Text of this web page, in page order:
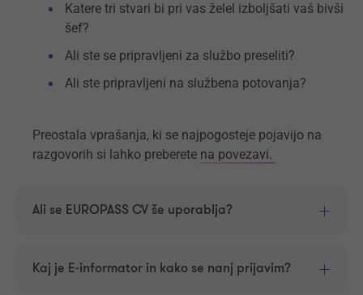
Katere tri stvari bi pri vas želel izboljšati vaš bivši
šef?
Ali ste se pripravljeni za službo preseliti?
Ali ste pripravljeni na službena potovanja?
Preostala vprašanja, ki se najpogosteje pojavijo na
razgovorih si lahko preberete na povezavi.
Ali se EUROPASS CV še uporablja?
Kaj je E-informator in kako se nanj prijavim?